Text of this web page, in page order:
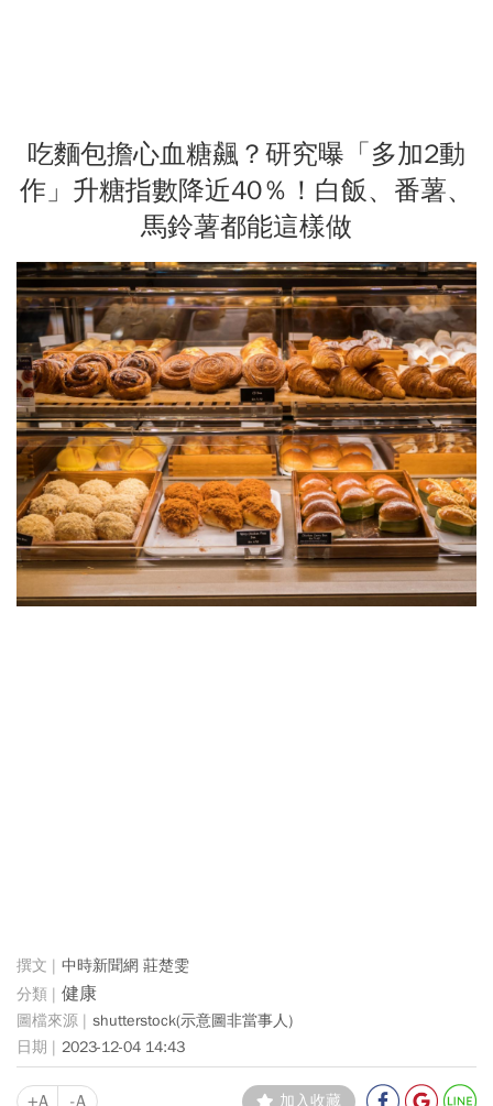
吃麵包擔心血糖飆？研究曝「多加2動
作」升糖指數降近40％！白飯、番薯、
馬鈴薯都能這樣做
中時新聞網 莊楚雯
健康
shutterstock(示意圖非當事人)
2023-12-04 14:43
+A -A 加入收藏